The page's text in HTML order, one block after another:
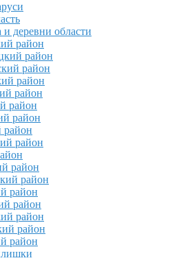
и деревни области
район
район
район
район
район
район
район
район
район
район
район
район
район
район
район
район